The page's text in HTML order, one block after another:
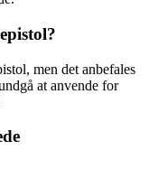
men det anbefales
at anvende for